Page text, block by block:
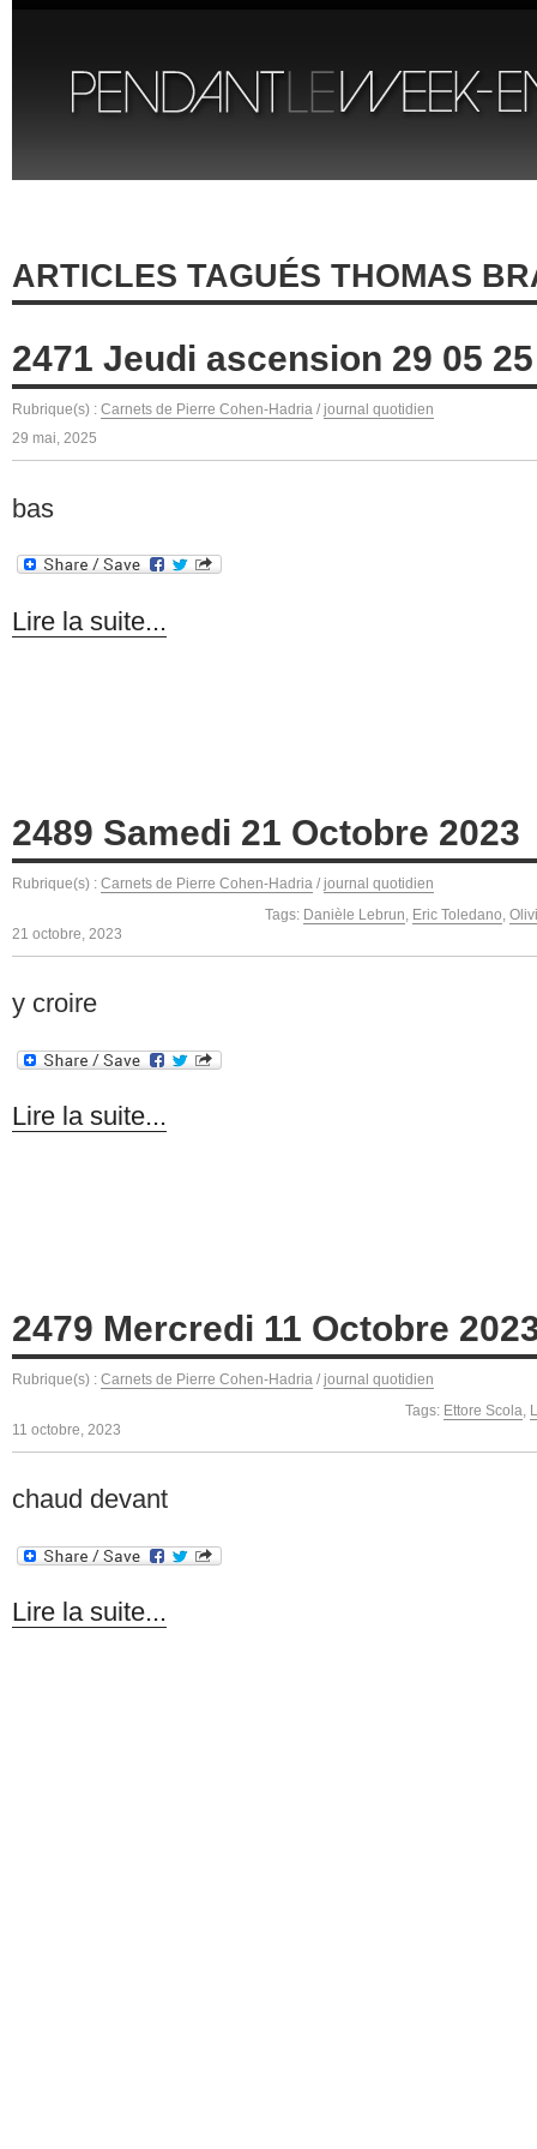
ARTICLES TAGUÉS THOMAS
2471 Jeudi ascension 29 05 25
Rubrique(s) : Carnets de Pierre Cohen-Hadria / journal quotidien
29 mai, 2025
bas
Lire la suite...
2489 Samedi 21 Octobre 2023
Rubrique(s) : Carnets de Pierre Cohen-Hadria / journal quotidien
Tags: Danièle Lebrun Eric Toledano
21 octobre, 2023
y croire
Lire la suite...
2479 Mercredi 11 Octobre
Rubrique(s) : Carnets de Pierre Cohen-Hadria / journal quotidien
Tags: Ettore Scola
11 octobre, 2023
chaud devant
Lire la suite...